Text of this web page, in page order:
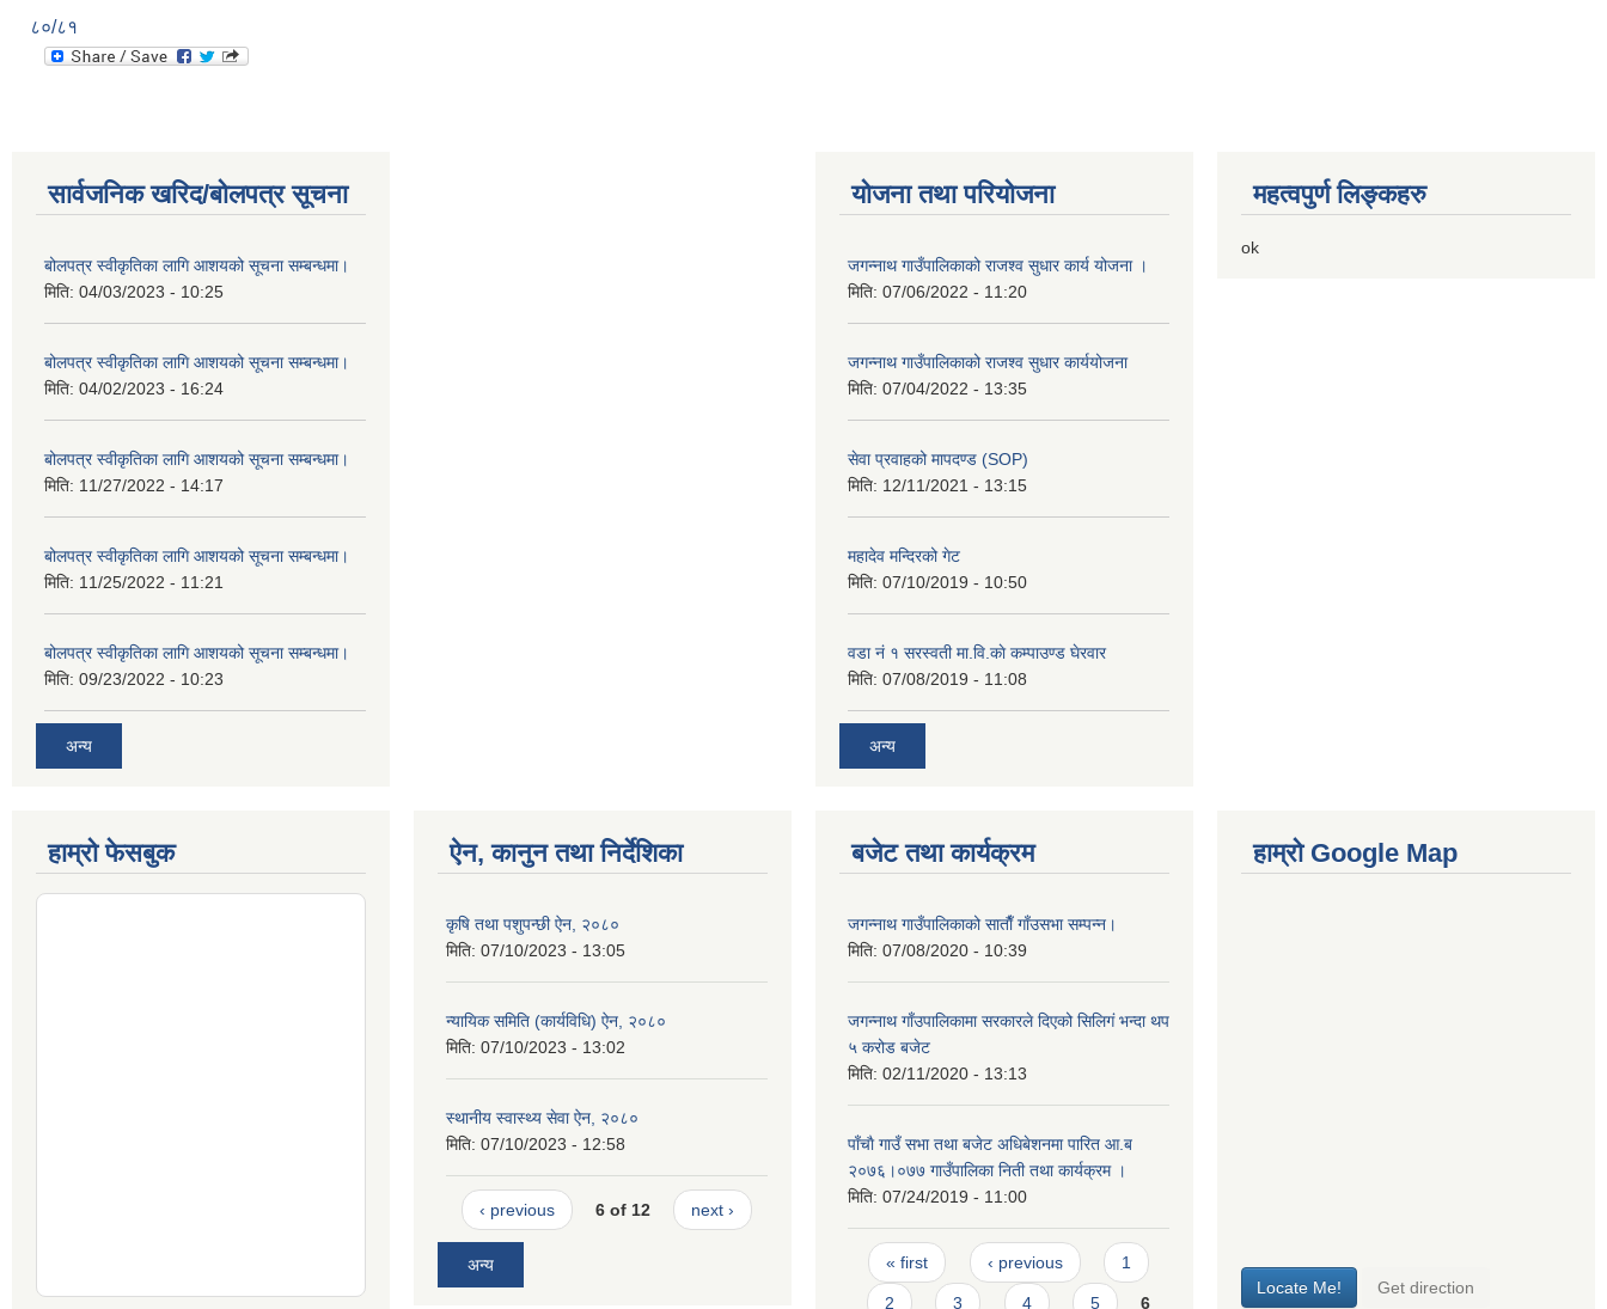
८०/८१
सार्वजनिक खरिद/बोलपत्र सूचना
बोलपत्र स्वीकृतिका लागि आशयको सूचना सम्बन्धमा।
मिति: 04/03/2023 - 10:25
बोलपत्र स्वीकृतिका लागि आशयको सूचना सम्बन्धमा।
मिति: 04/02/2023 - 16:24
बोलपत्र स्वीकृतिका लागि आशयको सूचना सम्बन्धमा।
मिति: 11/27/2022 - 14:17
बोलपत्र स्वीकृतिका लागि आशयको सूचना सम्बन्धमा।
मिति: 11/25/2022 - 11:21
बोलपत्र स्वीकृतिका लागि आशयको सूचना सम्बन्धमा।
मिति: 09/23/2022 - 10:23
अन्य
योजना तथा परियोजना
जगन्नाथ गाउँपालिकाको राजश्व सुधार कार्य योजना ।
मिति: 07/06/2022 - 11:20
जगन्नाथ गाउँपालिकाको राजश्व सुधार कार्ययोजना
मिति: 07/04/2022 - 13:35
सेवा प्रवाहको मापदण्ड (SOP)
मिति: 12/11/2021 - 13:15
महादेव मन्दिरको गेट
मिति: 07/10/2019 - 10:50
वडा नं १ सरस्वती मा.वि.काे कम्पाउण्ड घेरवार
मिति: 07/08/2019 - 11:08
अन्य
महत्वपुर्ण लिङ्कहरु
ok
हाम्रो फेसबुक ऐन, कानुन तथा निर्देशिका
कृषि तथा पशुपन्छी ऐन, २०८०
मिति: 07/10/2023 - 13:05
न्यायिक समिति (कार्यविधि) ऐन, २०८०
मिति: 07/10/2023 - 13:02
स्थानीय स्वास्थ्य सेवा ऐन, २०८०
मिति: 07/10/2023 - 12:58
‹ previous 6 of 12 next ›
अन्य
बजेट तथा कार्यक्रम
जगन्नाथ गाउँपालिकाको साताैँ गाँउसभा सम्पन्न।
मिति: 07/08/2020 - 10:39
जगन्नाथ गाँउपालिकामा सरकारले दिएको सिलिगं भन्दा थप
५ करोड बजेट
मिति: 02/11/2020 - 13:13
पाँचाै गाउँ सभा तथा बजेट अधिबेशनमा पारित आ.ब
२०७६।०७७ गाउँपालिका निती तथा कार्यक्रम ।
मिति: 07/24/2019 - 11:00
Pages
« first ‹ previous 1
2 3 4 5 6
हाम्रो Google Map